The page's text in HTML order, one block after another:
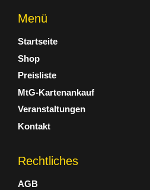
Menü
Startseite
Shop
Preisliste
MtG-Kartenankauf
Veranstaltungen
Kontakt
Rechtliches
AGB